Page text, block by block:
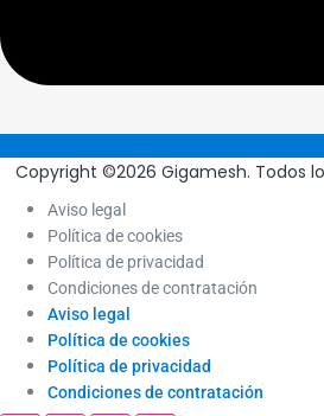
Copyright ©2026 Gigamesh. Todos
Aviso legal
Política de cookies
Política de privacidad
Condiciones de contratación
Aviso legal
Política de cookies
Política de privacidad
Condiciones de contratación